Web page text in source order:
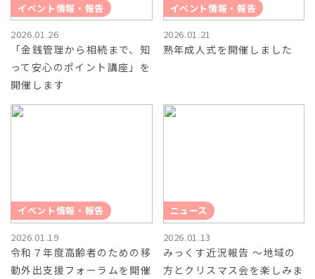
イベント情報・報告
2026.01.26
「金銭管理から相続まで、知
って安心のポイント講座」を
開催します
イベント情報・報告
2026.01.21
熟年成人式を開催しました
イベント情報・報告
2026.01.19
令和７年度高齢者のための移
動外出支援フォーラムを開催
ニュース
2026.01.13
みっくす近況報告 ～地域の
方とクリスマス会を楽しみま